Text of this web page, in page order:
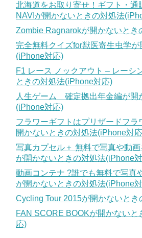
北海道をお取り寄せ！ギフト・
NAVIが開かないときの対処法
Zombie Ragnarokが開かないとき
完全無料クイズfor獣医寄生虫学
(iPhone対応)
F1 レース ノックアウト – レーシ
ときの対処法(iPhone対応)
人生ゲーム 確定拠出年金編が開
(iPhone対応)
フラワーギフトはプリザードフラ
開かないときの対処法(iPhone対
写真カプセル＋ 無料で写真や動画
が開かないときの対処法(iPhone
動画コンテナ ?誰でも無料で写真
が開かないときの対処法(iPhone
Cycling Tour 2015が開かないと
FAN SCORE BOOKが開かない
応)